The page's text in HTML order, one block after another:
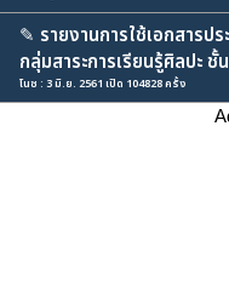
✎ รายงานการใช้เอกสารป
กลุ่มสาระการเรียนรู้ศิลปะ
โนช : 3 มิ.ย. 2561 เปิด 104828 ครั้ง